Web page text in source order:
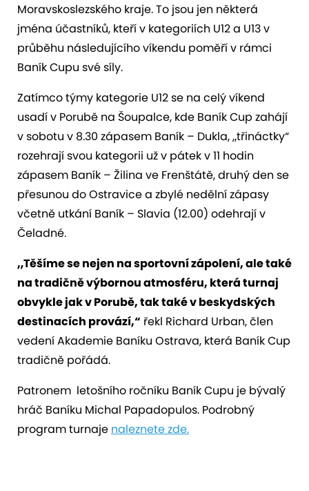
Moravskoslezského kraje. To jsou jen některá
jména účastníků, kteří v kategoriích U12 a U13 v
průběhu následujícího víkendu poměří v rámci
Baník Cupu své síly.
Zatímco týmy kategorie U12 se na celý víkend
usadí v Porubě na Šoupalce, kde Baník Cup zahájí
v sobotu v 8.30 zápasem Baník – Dukla, „třináctky“
rozehrají svou kategorii už v pátek v 11 hodin
zápasem Baník – Žilina ve Frenštátě, druhý den se
přesunou do Ostravice a zbylé nedělní zápasy
včetně utkání Baník – Slavia (12.00) odehrají v
Čeladné.
„Těšíme se nejen na sportovní zápolení, ale také
na tradičně výbornou atmosféru, která turnaj
obvykle jak v Porubě, tak také v beskydských
destinacích provází,“ řekl Richard Urban, člen
vedení Akademie Baníku Ostrava, která Baník Cup
tradičně pořádá.
Patronem letošního ročníku Baník Cupu je bývalý
hráč Baníku Michal Papadopulos. Podrobný
program turnaje naleznete zde.